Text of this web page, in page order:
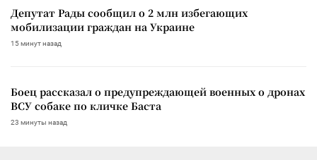
Депутат Рады сообщил о 2 млн избегающих
мобилизации граждан на Украине
15 минут назад
Боец рассказал о предупреждающей военных о дронах
ВСУ собаке по кличке Баста
23 минуты назад